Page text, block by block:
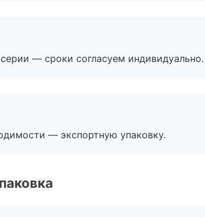
— сроки согласуем индивидуально.
— экспортную упаковку.